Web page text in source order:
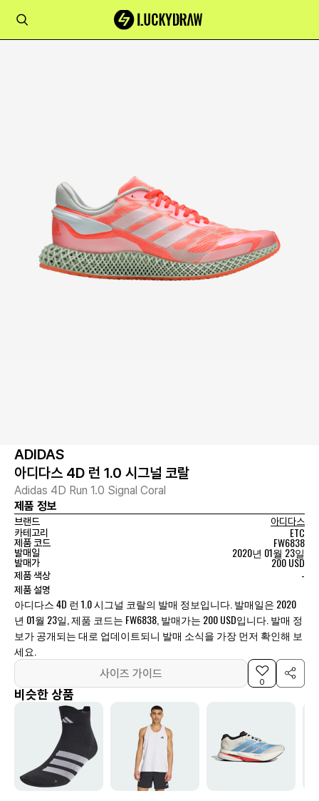
ADIDAS
아디다스 4D 런 1.0 시그널 코랄
Adidas 4D Run 1.0 Signal Coral
제품 정보
브랜드
아디다스
카테고리
ETC
제품 코드 FW6838
발매일 2020년 01월 23일
발매가 200 USD
제품 색상 -
제품 설명
아디다스 4D 런 1.0 시그널 코랄의 발매 정보입니다. 발매일은 2020
년 01월 23일, 제품 코드는 FW6838, 발매가는 200 USD입니다. 발매 정
보가 공개되는 대로 업데이트되니 발매 소식을 가장 먼저 확인해 보
세요.
사이즈 가이드
0
비슷한 상품